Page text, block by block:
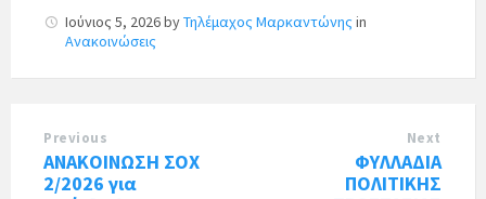
Ιούνιος 5, 2026byΤηλέμαχος Μαρκαντώνης in
Ανακοινώσεις
Previous
ΑΝΑΚΟΙΝΩΣΗ ΣΟΧ
2/2026 για
Next
ΦΥΛΛΑΔΙΑ
ΠΟΛΙΤΙΚΗΣ